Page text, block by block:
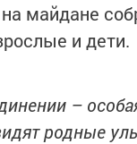
на майдане
и дети.
–
родные